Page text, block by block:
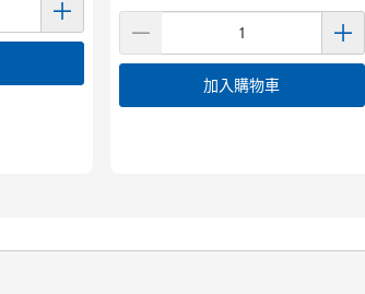
加入購物車